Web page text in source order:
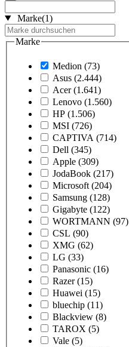
Marke(1)
Marke
Medion (73)
Asus (2.444)
Acer (1.641)
Lenovo (1.560)
HP (1.506)
MSI (726)
CAPTIVA (714)
Dell (345)
Apple (309)
JodaBook (217)
Microsoft (204)
Samsung (128)
Gigabyte (122)
WORTMANN (97)
CSL (90)
XMG (62)
LG (33)
Panasonic (16)
Razer (15)
Huawei (15)
bluechip (11)
Blackview (8)
TAROX (5)
Vale (5)